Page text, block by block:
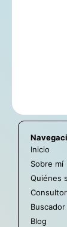
Inicio
Sobre mí
Quiénes
Blog